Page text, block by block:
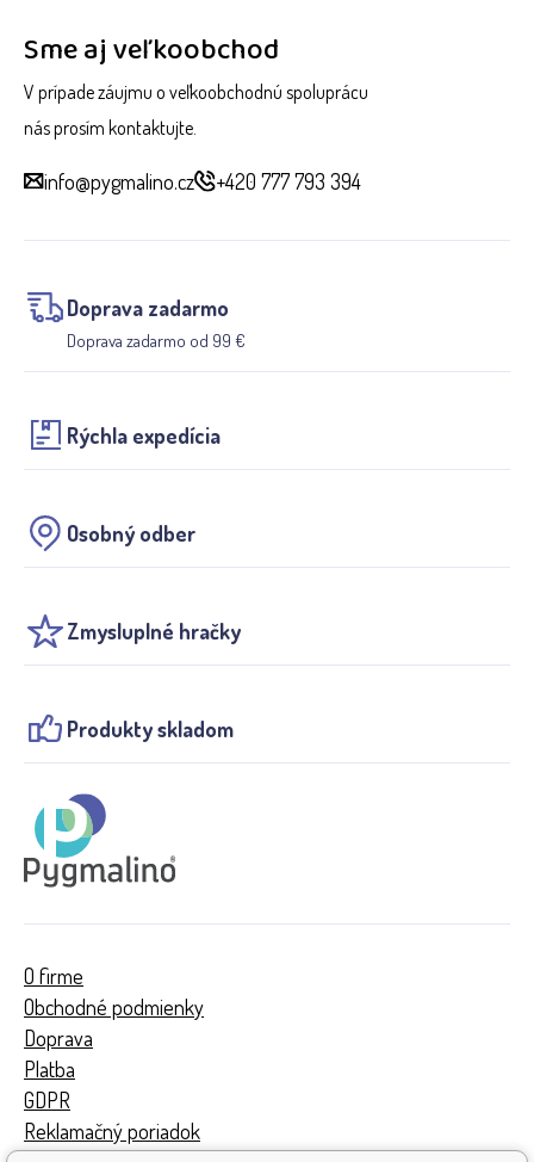
Sme aj veľkoobchod
V prípade záujmu o veľkoobchodnú spoluprácu
nás prosím kontaktujte.
info@pygmalino.cz +420 777 793 394
Doprava zadarmo
Doprava zadarmo od 99 €
Rýchla expedícia
Osobný odber
Zmysluplné hračky
Produkty skladom
O firme
Obchodné podmienky
Doprava
Platba
GDPR
Reklamačný poriadok